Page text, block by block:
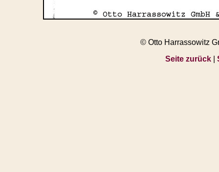
© Otto Harrassowitz
Seite zurück|